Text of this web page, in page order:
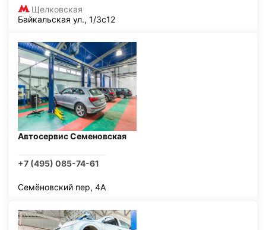
Щелковская
Байкальская ул., 1/3с12
Автосервис Семеновская
+7 (495) 085-74-61
Семёновский пер, 4А